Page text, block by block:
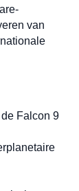
van
Falcon 9